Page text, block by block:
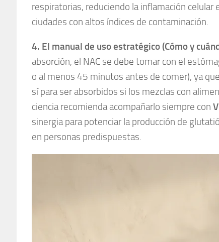
respiratorias, reduciendo la inflamación celular
ciudades con altos índices de contaminación.
4. El manual de uso estratégico (Cómo y
absorción, el NAC se debe tomar con el
o al menos 45 minutos antes de comer), ya
sí para ser absorbidos si los mezclas con
ciencia recomienda acompañarlo siempre con
sinergia para potenciar la producción de
en personas predispuestas.